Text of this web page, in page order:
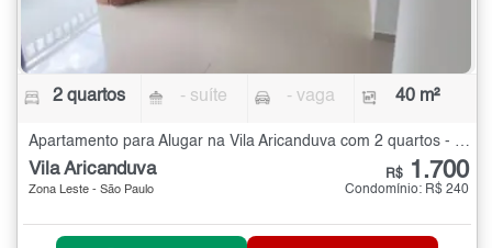
2 quartos - suíte - vaga 40 m²
Apartamento para Alugar na Vila Aricanduva com 2 quartos - 40 m²
Vila Aricanduva
Zona Leste - São Paulo
R$ 1.700
Condomínio: R$ 240